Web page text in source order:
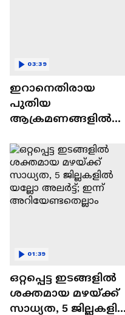
ഇറാനെതിരായ
പുതിയ
ആക്രമണങ്ങളിൽ
അമേരിക്ക
03:39
ഒറ്റപ്പെട്ട ഇടങ്ങളിൽ
ശക്തമായ മഴയ്ക്ക്
സാധ്യത, 5 ജില്ലകളിൽ
01:39